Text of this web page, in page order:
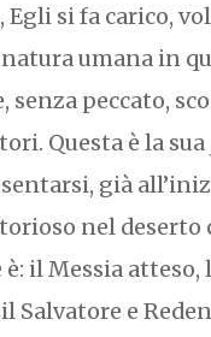
si fa carico,
umana in
senza peccato,
Questa è la sua
già
nel deserto
il Messia atteso,
Salvatore e